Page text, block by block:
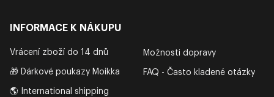
INFORMACE K NÁKUPU
Vrácení zboží do 14 dnů
🎁 Dárkové poukazy Moikka
🌎 International shipping
Možnosti dopravy
FAQ - Často kladené otázky